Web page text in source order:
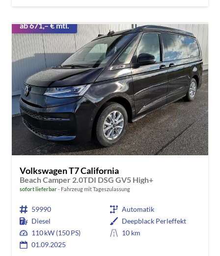
ab 671,– € mtl.
Volkswagen T7 California
Beach Camper 2.0TDI DSG GV5 High+
sofort lieferbar Fahrzeug mit Tageszulassung
59990
Automatik
Diesel
Deepblack Perleffekt
110 kW (150 PS)
10 km
01.09.2025